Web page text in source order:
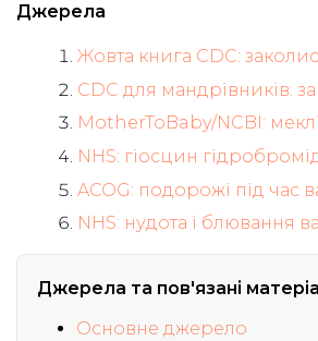
Джерела
Жовта книга CDC:
CDC для мандрівників:
MotherToBaby/NCBI:
NHS: гіосцин
ACOG: подорожі під час
NHS: нудота і блювання
Джерела та пов'язані
Основне джерело